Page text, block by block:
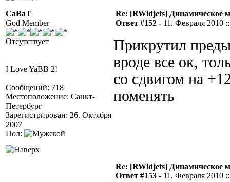
CaBaT
God Member
Отсутствует
I Love YaBB 2!
Сообщений: 718
Местоположение: Санкт-
Петербург
Зарегистрирован: 26. Октября
2007
Пол:
Re: [RWidjets] Динамическое
Ответ #152 - 11. Февраля 2010
Прикрутил
вроде все ок,
со сдвигом на
поменять
Re: [RWidjets] Динамическое
Ответ #153 - 11. Февраля 2010